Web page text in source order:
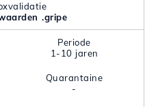
.gripe
Periode
1-10 jaren
Quarantaine
-